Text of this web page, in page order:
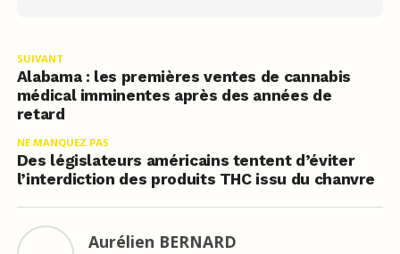
SUIVANT
Alabama : les premières ventes de cannabis
médical imminentes après des années de
retard
NE MANQUEZ PAS
Des législateurs américains tentent d’éviter
l’interdiction des produits THC issu du chanvre
Aurélien BERNARD